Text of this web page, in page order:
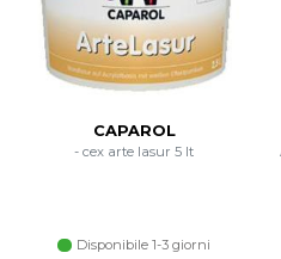
CAPAROL
- cex arte lasur 5 lt
Disponibile 1-3 giorni